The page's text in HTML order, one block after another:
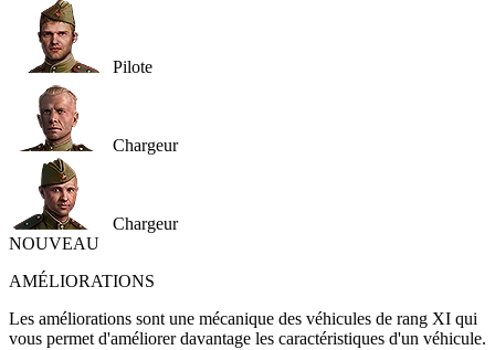
Pilote
Chargeur
Chargeur
NOUVEAU
AMÉLIORATIONS
Les améliorations sont une mécanique des véhicules de rang XI qui
vous permet d'améliorer davantage les caractéristiques d'un véhicule.